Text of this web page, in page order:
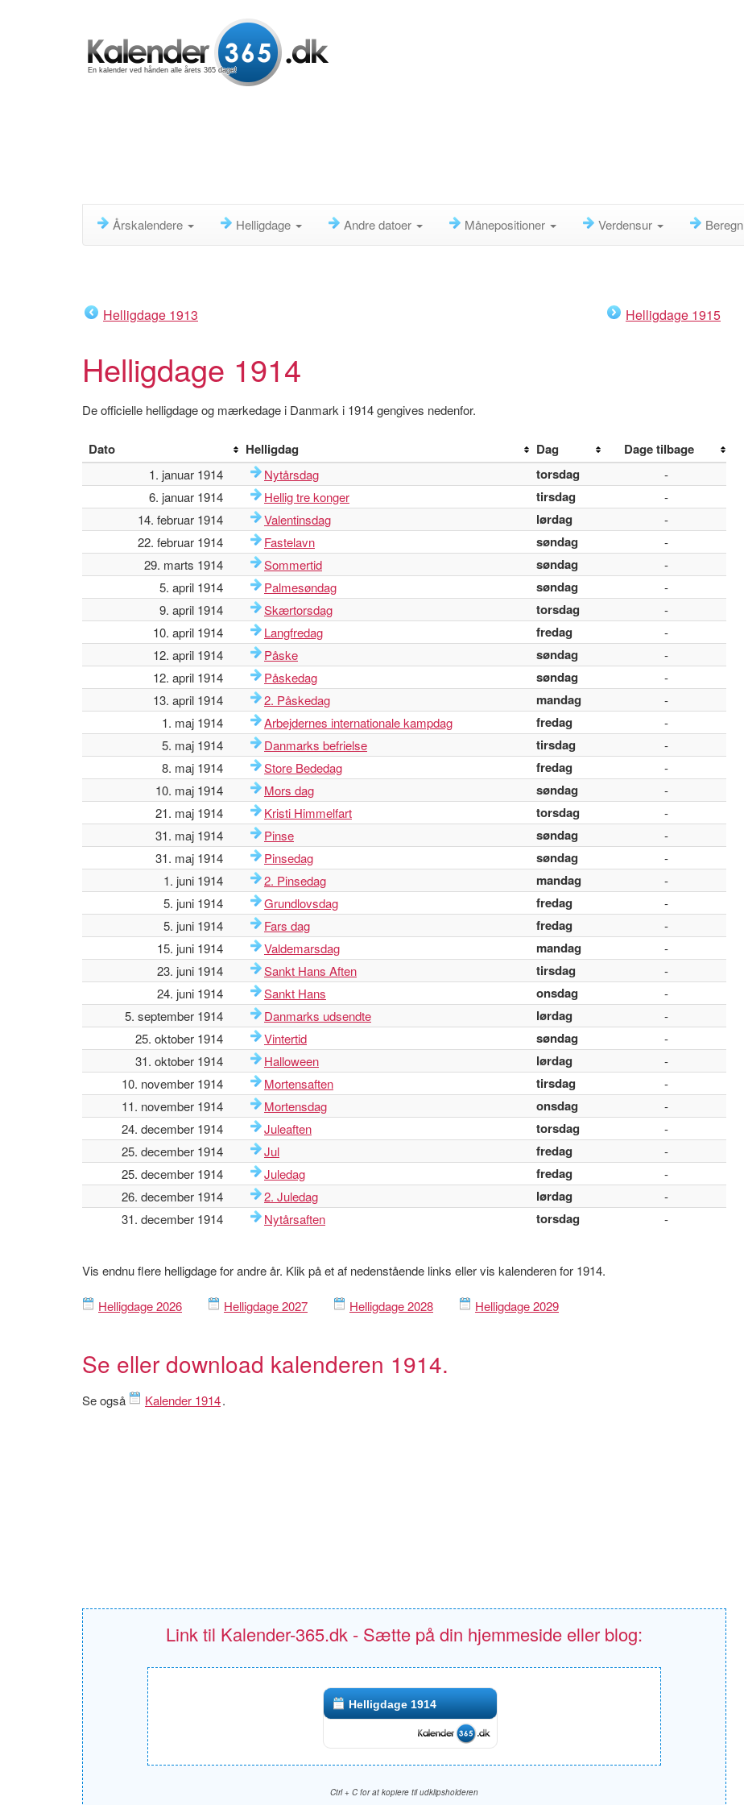
En kalender ved hånden alle årets 365 dage!
Årskalendere Helligdage Andre datoer Månepositioner Verdensur Beregn
Helligdage 1913 Helligdage 1915
Helligdage 1914
De officielle helligdage og mærkedage i Danmark i 1914 gengives nedenfor.
Dato Helligdag Dag Dage tilbage
1. januar 1914 Nytårsdag torsdag
-
6. januar 1914
Hellig tre konger tirsdag
-
14. februar 1914
Valentinsdag lørdag
-
22. februar 1914
Fastelavn søndag
-
29. marts 1914
Sommertid søndag
-
5. april 1914
Palmesøndag søndag
-
9. april 1914
Skærtorsdag torsdag
-
10. april 1914
Langfredag fredag
-
12. april 1914
Påske søndag
-
12. april 1914
Påskedag søndag
-
13. april 1914
2. Påskedag mandag
-
1. maj 1914
Arbejdernes internationale kampdag fredag
-
5. maj 1914
Danmarks befrielse tirsdag
-
8. maj 1914
Store Bededag fredag
-
10. maj 1914
Mors dag søndag
-
21. maj 1914
Kristi Himmelfart torsdag
-
31. maj 1914
Pinse søndag
-
31. maj 1914
Pinsedag søndag
-
1. juni 1914
2. Pinsedag mandag
-
5. juni 1914
Grundlovsdag fredag
-
5. juni 1914
Fars dag fredag
-
15. juni 1914
Valdemarsdag mandag
-
23. juni 1914
Sankt Hans Aften tirsdag
-
24. juni 1914
Sankt Hans onsdag
-
5. september 1914
Danmarks udsendte lørdag
-
25. oktober 1914
Vintertid søndag
-
31. oktober 1914
Halloween lørdag
-
10. november 1914
Mortensaften tirsdag
-
11. november 1914
Mortensdag onsdag
-
24. december 1914
Juleaften torsdag
-
25. december 1914
Jul fredag
-
25. december 1914
Juledag fredag
-
26. december 1914
2. Juledag lørdag
-
31. december 1914
Nytårsaften torsdag -
Vis endnu flere helligdage for andre år. Klik på et af nedenstående links eller vis kalenderen for 1914.
Helligdage 2026 Helligdage 2027 Helligdage 2028 Helligdage 2029
Se eller download kalenderen 1914.
Se også Kalender 1914.
Link til Kalender-365.dk - Sætte på din hjemmeside eller blog:
Helligdage 1914
Ctrl + C for at kopiere til udklipsholderen